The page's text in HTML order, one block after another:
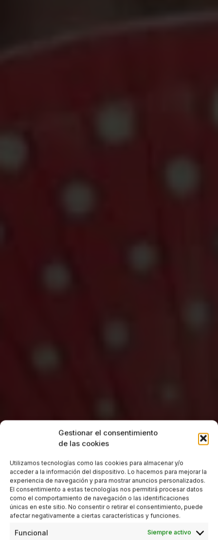
Gestionar el consentimiento
de las cookies
Utilizamos tecnologías como las cookies para almacenar y/o
acceder a la información del dispositivo. Lo hacemos para mejorar la
experiencia de navegación y para mostrar anuncios personalizados.
El consentimiento a estas tecnologías nos permitirá procesar datos
como el comportamiento de navegación o las identificaciones
únicas en este sitio. No consentir o retirar el consentimiento, puede
afectar negativamente a ciertas características y funciones.
Funcional Siempre activo